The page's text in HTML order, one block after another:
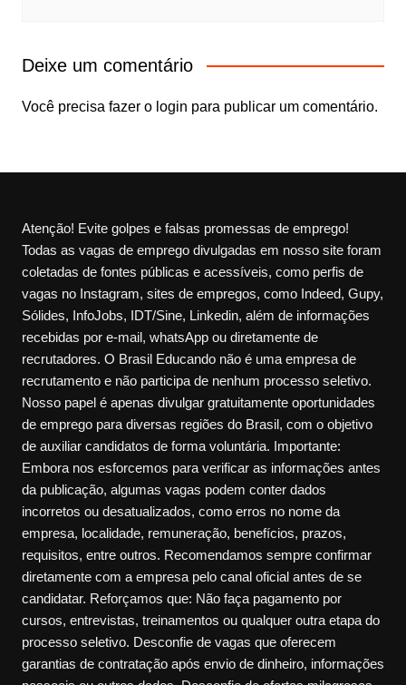
Deixe um comentário
Você precisa fazer o login para publicar um comentário.
Atenção! Evite golpes e falsas promessas de emprego!
Todas as vagas de emprego divulgadas em nosso site foram
coletadas de fontes públicas e acessíveis, como perfis de
vagas no Instagram, sites de empregos, como Indeed, Gupy,
Sólides, InfoJobs, IDT/Sine, Linkedin, além de informações
recebidas por e-mail, whatsApp ou diretamente de
recrutadores. O Brasil Educando não é uma empresa de
recrutamento e não participa de nenhum processo seletivo.
Nosso papel é apenas divulgar gratuitamente oportunidades
de emprego para diversas regiões do Brasil, com o objetivo
de auxiliar candidatos de forma voluntária. Importante:
Embora nos esforcemos para verificar as informações antes
da publicação, algumas vagas podem conter dados
incorretos ou desatualizados, como erros no nome da
empresa, localidade, remuneração, benefícios, prazos,
requisitos, entre outros. Recomendamos sempre confirmar
diretamente com a empresa pelo canal oficial antes de se
candidatar. Reforçamos que: Não faça pagamento por
cursos, entrevistas, treinamentos ou qualquer outra etapa do
processo seletivo. Desconfie de vagas que oferecem
garantias de contratação após envio de dinheiro, informações